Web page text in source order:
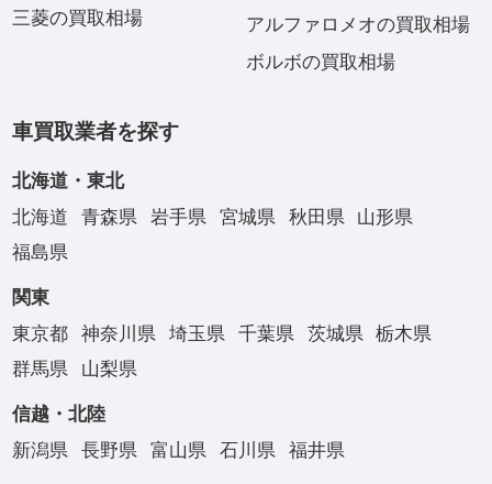
三菱の買取相場
アルファロメオの買取相場
ボルボの買取相場
車買取業者を探す
北海道・東北
北海道
青森県 岩手県 宮城県 秋田県
山形県
福島県
関東
東京都
神奈川県 埼玉県 千葉県 茨城県
栃木県
群馬県
山梨県
信越・北陸
新潟県
長野県 富山県 石川県 福井県